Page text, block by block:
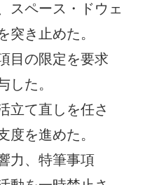
スペース・ドウェ
突き止めた。
目の限定を要求
した。
立て直しを任さ
度を進めた。
力、特筆事項